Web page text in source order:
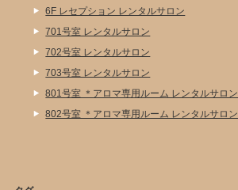
6F レセプション レンタルサロン
701号室 レンタルサロン
702号室 レンタルサロン
703号室 レンタルサロン
801号室 ＊アロマ専用ルーム レンタルサロン
802号室 ＊アロマ専用ルーム レンタルサロン